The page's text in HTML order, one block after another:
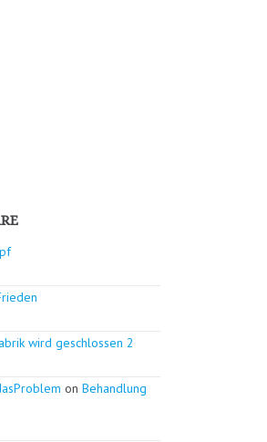
wird geschlossen 2
on Behandlung